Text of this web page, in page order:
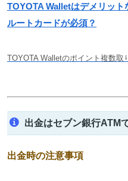
TOYOTA Walletはデメリッ
ルートカードが必須？
TOYOTA Walletのポイント複数取
出金はセブン銀行ATM
出金時の注意事項